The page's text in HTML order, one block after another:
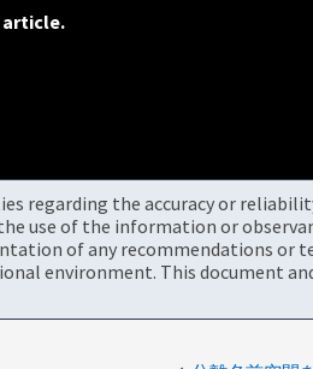
article.
regarding the accuracy or
use of the information or
of any recommendations or
environment. This document